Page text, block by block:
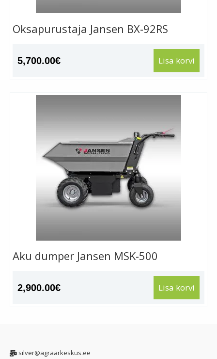
Oksapurustaja Jansen BX-92RS
5,700.00€ Lisa korvi
Aku dumper Jansen MSK-500
2,900.00€ Lisa korvi
silver@agraarkeskus.ee